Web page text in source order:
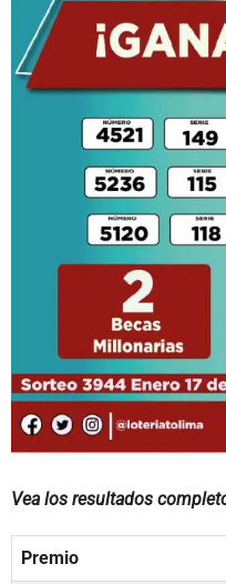
Vea los resultados
Premio